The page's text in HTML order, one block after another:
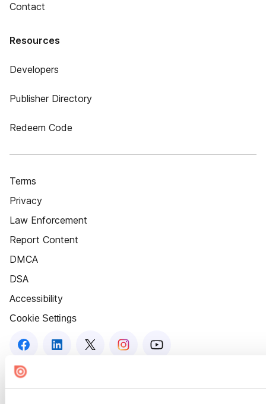
Contact
Resources
Developers
Publisher Directory
Redeem Code
Terms
Privacy
Law Enforcement
Report Content
DMCA
DSA
Accessibility
Cookie Settings